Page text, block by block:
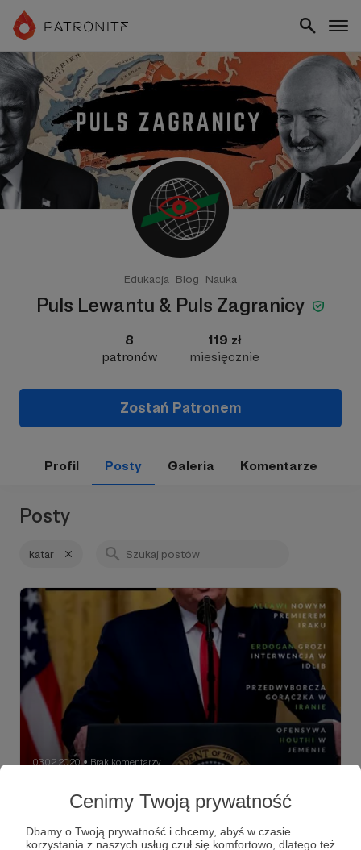
Cenimy Twoją prywatność
Dbamy o Twoją prywatność i chcemy, abyś w czasie
korzystania z naszych usług czuł się komfortowo, dlatego też
Edukacja Blog Nauka
Puls Lewantu & Puls Zagranicy
8
patronów
119 zł
miesięcznie
Zostań Patronem
Profil Posty Galeria Komentarze
Posty
katar
03.02.2020 ● Brak komentarzy
Przegląd prasy luty 2020 nr 1
Podsumowanie ubiegłego tygodnia na Bliskim Wschodzie
iran syria turcja +3